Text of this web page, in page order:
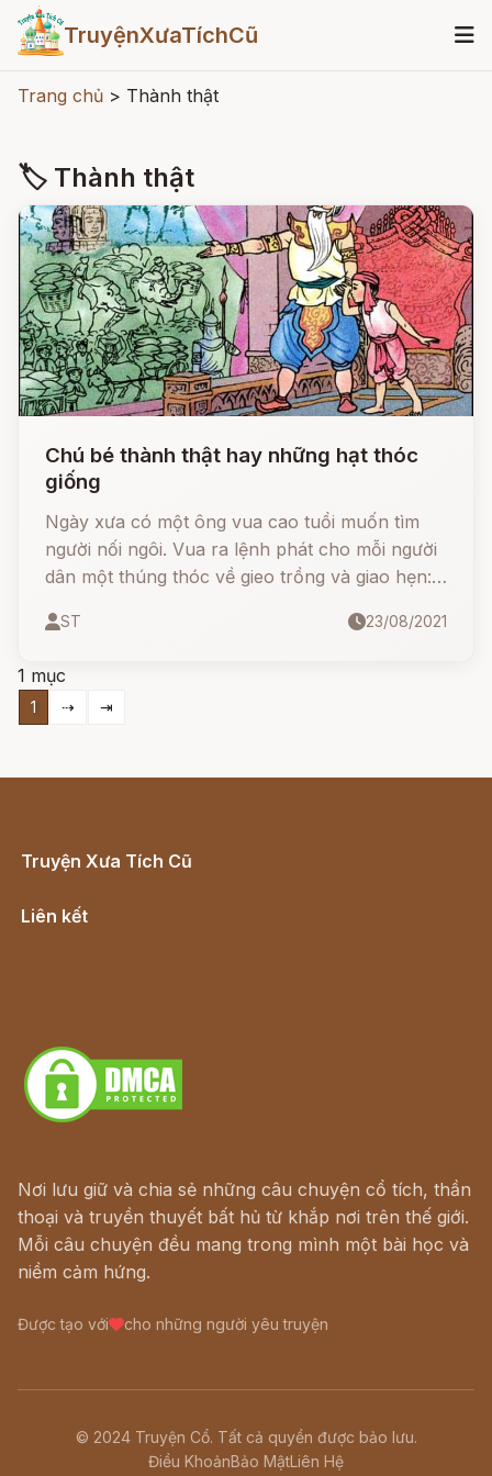
TruyệnXưaTíchCũ
Trang chủ > Thành thật
🏷 Thành thật
Chú bé thành thật hay những hạt thóc
giống
Ngày xưa có một ông vua cao tuổi muốn tìm
người nối ngôi. Vua ra lệnh phát cho mỗi người
dân một thúng thóc về gieo trồng và giao hẹn:
ngôi, ai không có thóc nộp sẽ bị trừng phạt.
ST 23/08/2021
1 mục
1 ⇢ ⇥
Truyện Xưa Tích Cũ
Liên kết
Nơi lưu giữ và chia sẻ những câu chuyện cổ tích, thần
thoại và truyền thuyết bất hủ từ khắp nơi trên thế giới.
Mỗi câu chuyện đều mang trong mình một bài học và
niềm cảm hứng.
Được tạo với cho những người yêu truyện
© 2024 Truyện Cổ. Tất cả quyền được bảo lưu.
Điều KhoảnBảo MậtLiên Hệ